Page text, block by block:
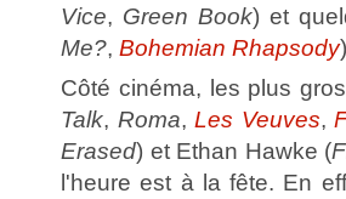
Vice, Green Book) et
Me?, Bohemian Rhapsody
Côté cinéma, les plus
Talk, Roma,Les Veuves,
Erased) et Ethan Hawke (
l'heure est à la fête. En